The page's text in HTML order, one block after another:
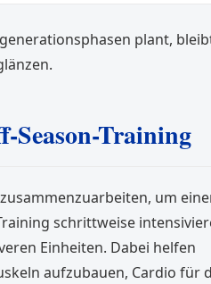
plant,
Season-Training
um
schrittweise
Einheiten. Dabei helfen
aufzubauen, Cardio für